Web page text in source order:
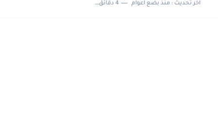
اخر تحديث :منذ بضع اعوام 4 دقائق للقراءة